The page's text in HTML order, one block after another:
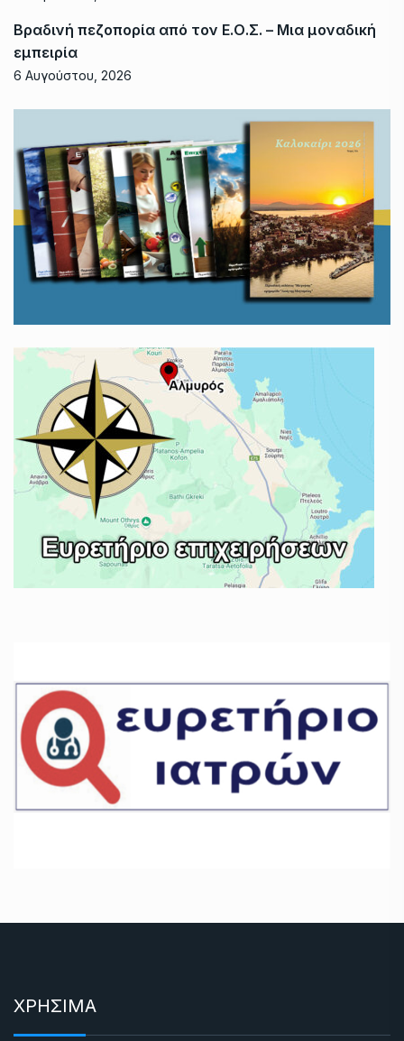
Βραδινή πεζοπορία από τον Ε.Ο.Σ. – Μια μοναδική
εμπειρία
6 Αυγούστου, 2026
ΧΡΗΣΙΜΑ